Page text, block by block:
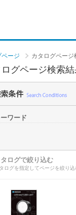
ページ カタログページ
ログページ検索
ワード
ログで絞り込む
ログを指定してページを絞り